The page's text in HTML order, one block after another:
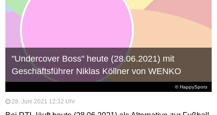
© HappySpots
"Undercover Boss" heute (28.06.2021) mit
Geschäftsführer Niklas Köllner von WENKO
28. Juni 2021 12:32 Uhr